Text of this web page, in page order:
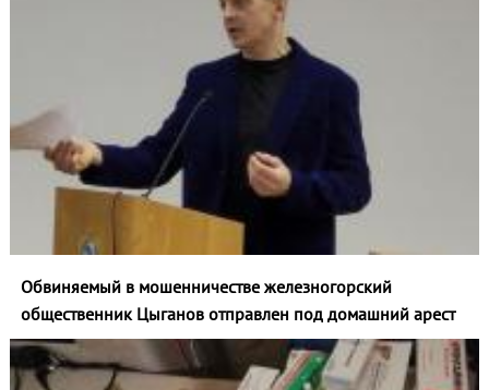
Обвиняемый в мошенничестве железногорский
общественник Цыганов отправлен под домашний арест